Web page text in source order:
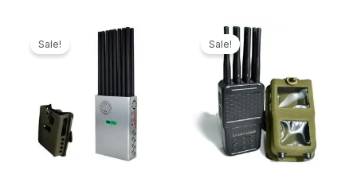
Sale!
Ursprünglicher
Preis
Aktueller
Sale!
Ursprünglicher
Preis
war:
799,00€